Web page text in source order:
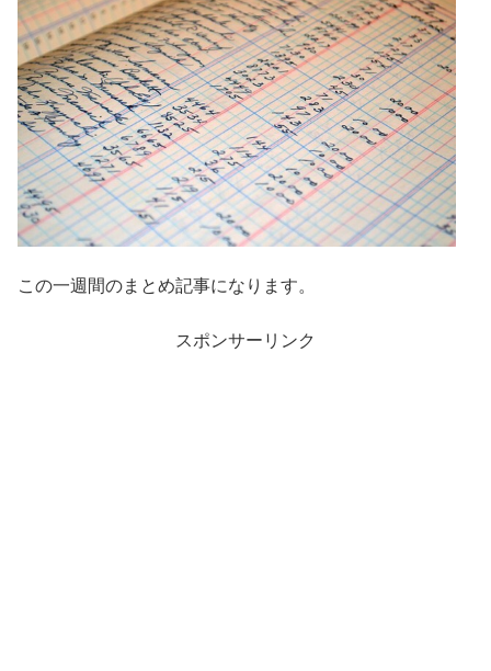
この一週間のまとめ記事になります。
スポンサーリンク